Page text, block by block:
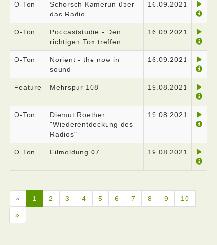
O-Ton
Schorsch Kamerun über
das Radio
16.09.2021
O-Ton
Podcaststudie - Den
richtigen Ton treffen
16.09.2021
O-Ton
Norient - the now in
sound
16.09.2021
Feature Mehrspur 108 19.08.2021
O-Ton
Diemut Roether:
"Wiederentdeckung des
Radios"
19.08.2021
O-Ton Eilmeldung 07 19.08.2021
« 1 2 3 4 5 6 7 8 9 10
»